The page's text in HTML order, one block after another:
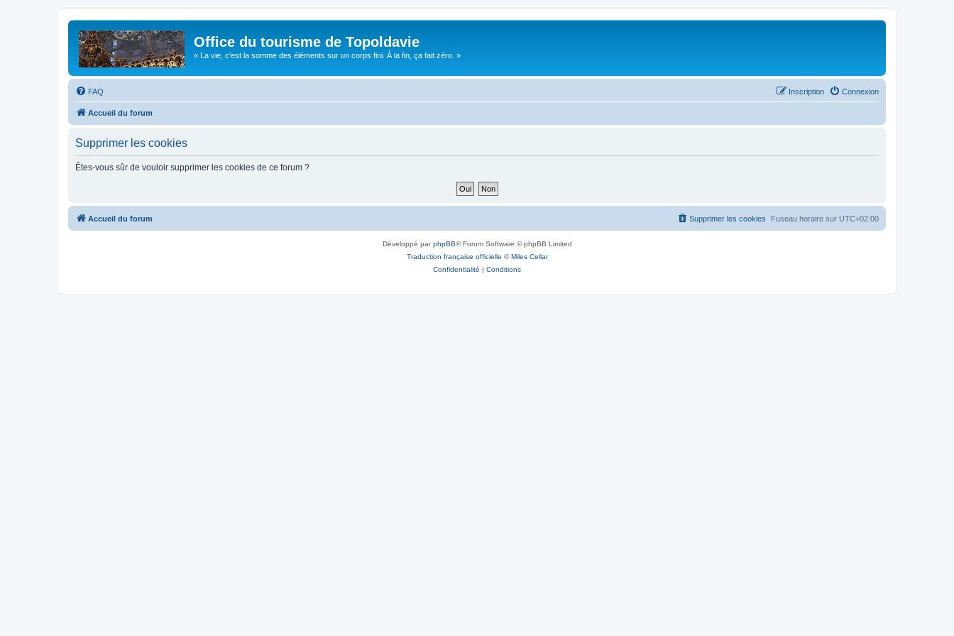
Office du tourisme de Topoldavie
« La vie, c'est la somme des éléments sur un corps fini. À la fin, ça fait zéro. »
FAQ Connexion
Inscription
Accueil du forum
Supprimer les cookies
Êtes-vous sûr de vouloir supprimer les cookies de ce forum ?
Accueil du forum Fuseau horaire sur UTC+02:00
Supprimer les cookies
Développé parphpBB® Forum Software © phpBB Limited
Traduction française officielle ©Miles Cellar
Confidentialité | Conditions